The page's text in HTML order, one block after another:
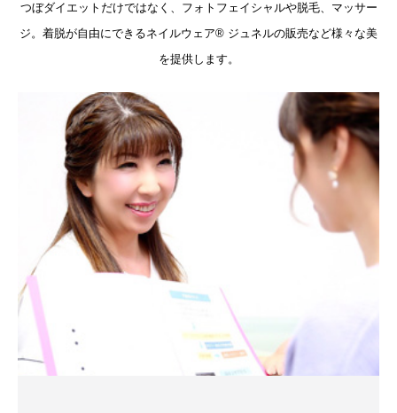
つぼダイエットだけではなく、フォトフェイシャルや脱毛、マッサー
ジ。着脱が自由にできるネイルウェア®︎ ジュネルの販売など様々な美
を提供します。